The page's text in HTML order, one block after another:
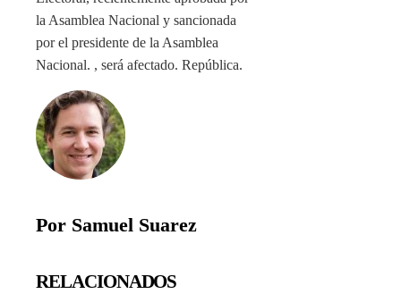
la Asamblea Nacional y sancionada
por el presidente de la Asamblea
Nacional. , será afectado. República.
Por Samuel Suarez
RELACIONADOS